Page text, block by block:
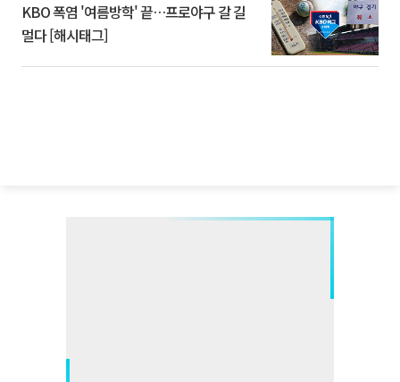
KBO 폭염 '여름방학' 끝…프로야구 갈 길
멀다 [해시태그]